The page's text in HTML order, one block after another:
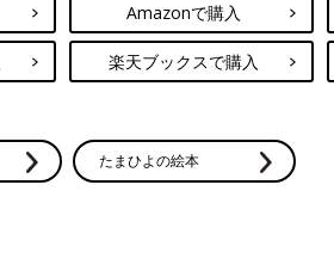
Amazonで購入
楽天ブックスで購入
たまひよの絵本